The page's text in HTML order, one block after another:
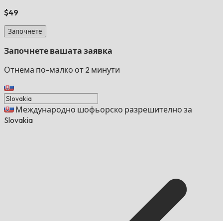
$49
Започнете
Започнете вашата заявка
Отнема по-малко от 2 минути
Международно шофьорско разрешително за
Slovakia